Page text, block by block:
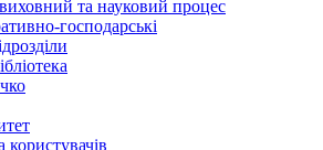
та науковий процес
господарські
користувачів